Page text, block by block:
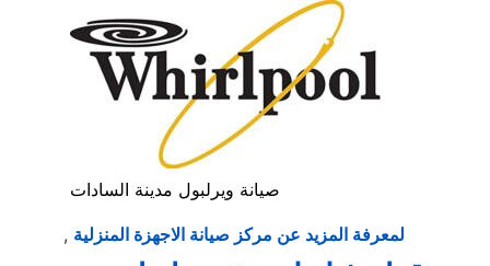
صيانة ويرلبول مدينة السادات
, لمعرفة المزيد عن مركز صيانة الاجهزة المنزلية